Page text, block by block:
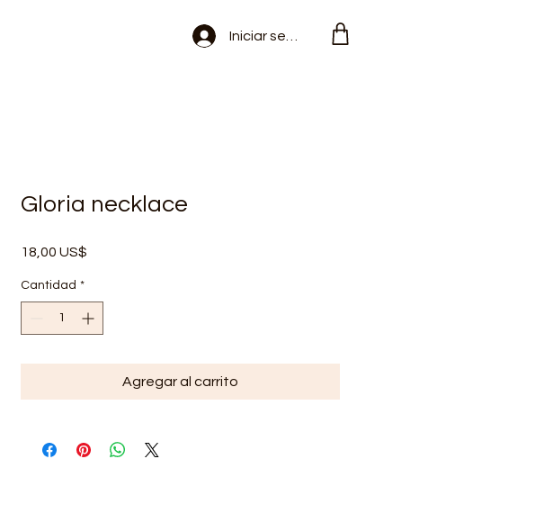
Iniciar sesión
Gloria necklace
18,00 US$
Cantidad *
Agregar al carrito